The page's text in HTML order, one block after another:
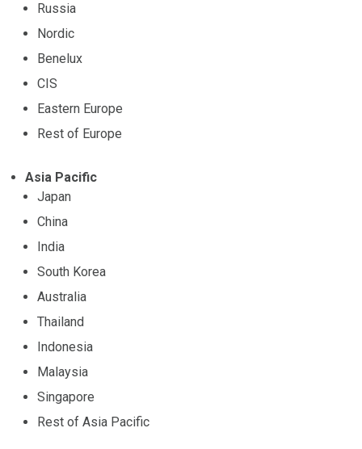
Russia
Nordic
Benelux
CIS
Eastern Europe
Rest of Europe
Asia Pacific
Japan
China
India
South Korea
Australia
Thailand
Indonesia
Malaysia
Singapore
Rest of Asia Pacific